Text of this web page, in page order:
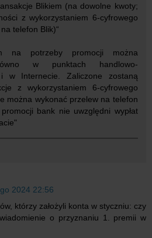
Blikiem (na dowolne kwoty;
z wykorzystaniem 6-cyfrowego
telefon Blik)“
na potrzeby promocji można
w punktach handlowo-
i w Internecie. Zaliczone zostaną
z wykorzystaniem 6-cyfrowego
można wykonać przelew na telefon
bank nie uwzględni wypłat
2024 22:56
którzy założyli konta w styczniu: czy
o przyznaniu 1. premii w